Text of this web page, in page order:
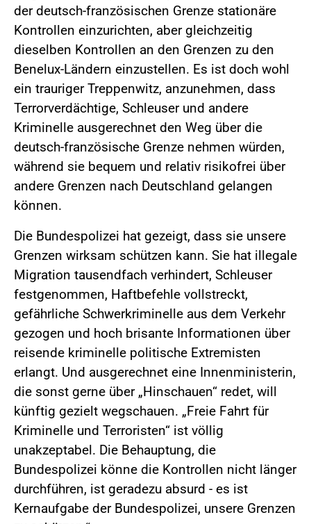
der deutsch-französischen Grenze stationäre
Kontrollen einzurichten, aber gleichzeitig
dieselben Kontrollen an den Grenzen zu den
Benelux-Ländern einzustellen. Es ist doch wohl
ein trauriger Treppenwitz, anzunehmen, dass
Terrorverdächtige, Schleuser und andere
Kriminelle ausgerechnet den Weg über die
deutsch-französische Grenze nehmen würden,
während sie bequem und relativ risikofrei über
andere Grenzen nach Deutschland gelangen
können.
Die Bundespolizei hat gezeigt, dass sie unsere
Grenzen wirksam schützen kann. Sie hat illegale
Migration tausendfach verhindert, Schleuser
festgenommen, Haftbefehle vollstreckt,
gefährliche Schwerkriminelle aus dem Verkehr
gezogen und hoch brisante Informationen über
reisende kriminelle politische Extremisten
erlangt. Und ausgerechnet eine Innenministerin,
die sonst gerne über „Hinschauen“ redet, will
künftig gezielt wegschauen. „Freie Fahrt für
Kriminelle und Terroristen“ ist völlig
unakzeptabel. Die Behauptung, die
Bundespolizei könne die Kontrollen nicht länger
durchführen, ist geradezu absurd - es ist
Kernaufgabe der Bundespolizei, unsere Grenzen